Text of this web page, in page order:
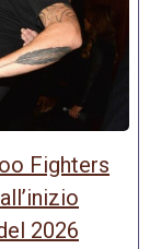
Fighters
2026